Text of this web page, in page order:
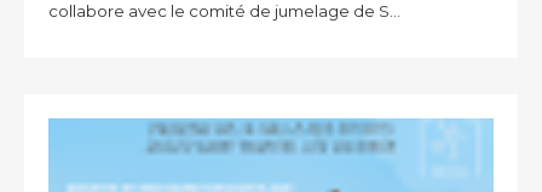
collabore avec le comité de jumelage de S...